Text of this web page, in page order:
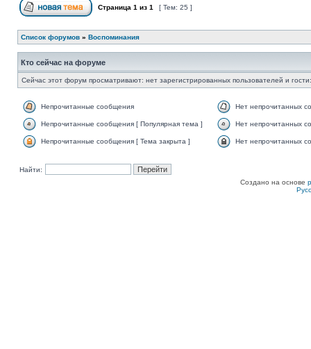
Страница 1 из 1 [ Тем: 25 ]
Список форумов » Воспоминания
Кто сейчас на форуме
Сейчас этот форум просматривают: нет зарегистрированных пользователей и
Непрочитанные сообщения Нет непрочитанных
Непрочитанные сообщения [ Популярная тема ] Нет непрочитанных
Непрочитанные сообщения [ Тема закрыта ] Нет непрочитанных
Найти:
Создано на основе